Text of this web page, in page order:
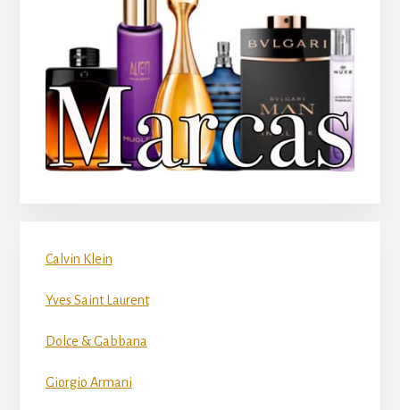
Calvin Klein
Yves Saint Laurent
Dolce & Gabbana
Giorgio Armani